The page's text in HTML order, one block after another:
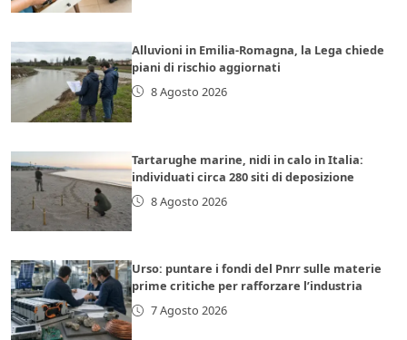
Alluvioni in Emilia-Romagna, la Lega chiede
piani di rischio aggiornati
8 Agosto 2026
Tartarughe marine, nidi in calo in Italia:
individuati circa 280 siti di deposizione
8 Agosto 2026
Urso: puntare i fondi del Pnrr sulle materie
prime critiche per rafforzare l’industria
7 Agosto 2026